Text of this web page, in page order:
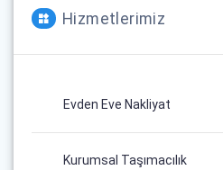
Hizmetlerimiz
Evden Eve Nakliyat
Kurumsal Taşımacılık